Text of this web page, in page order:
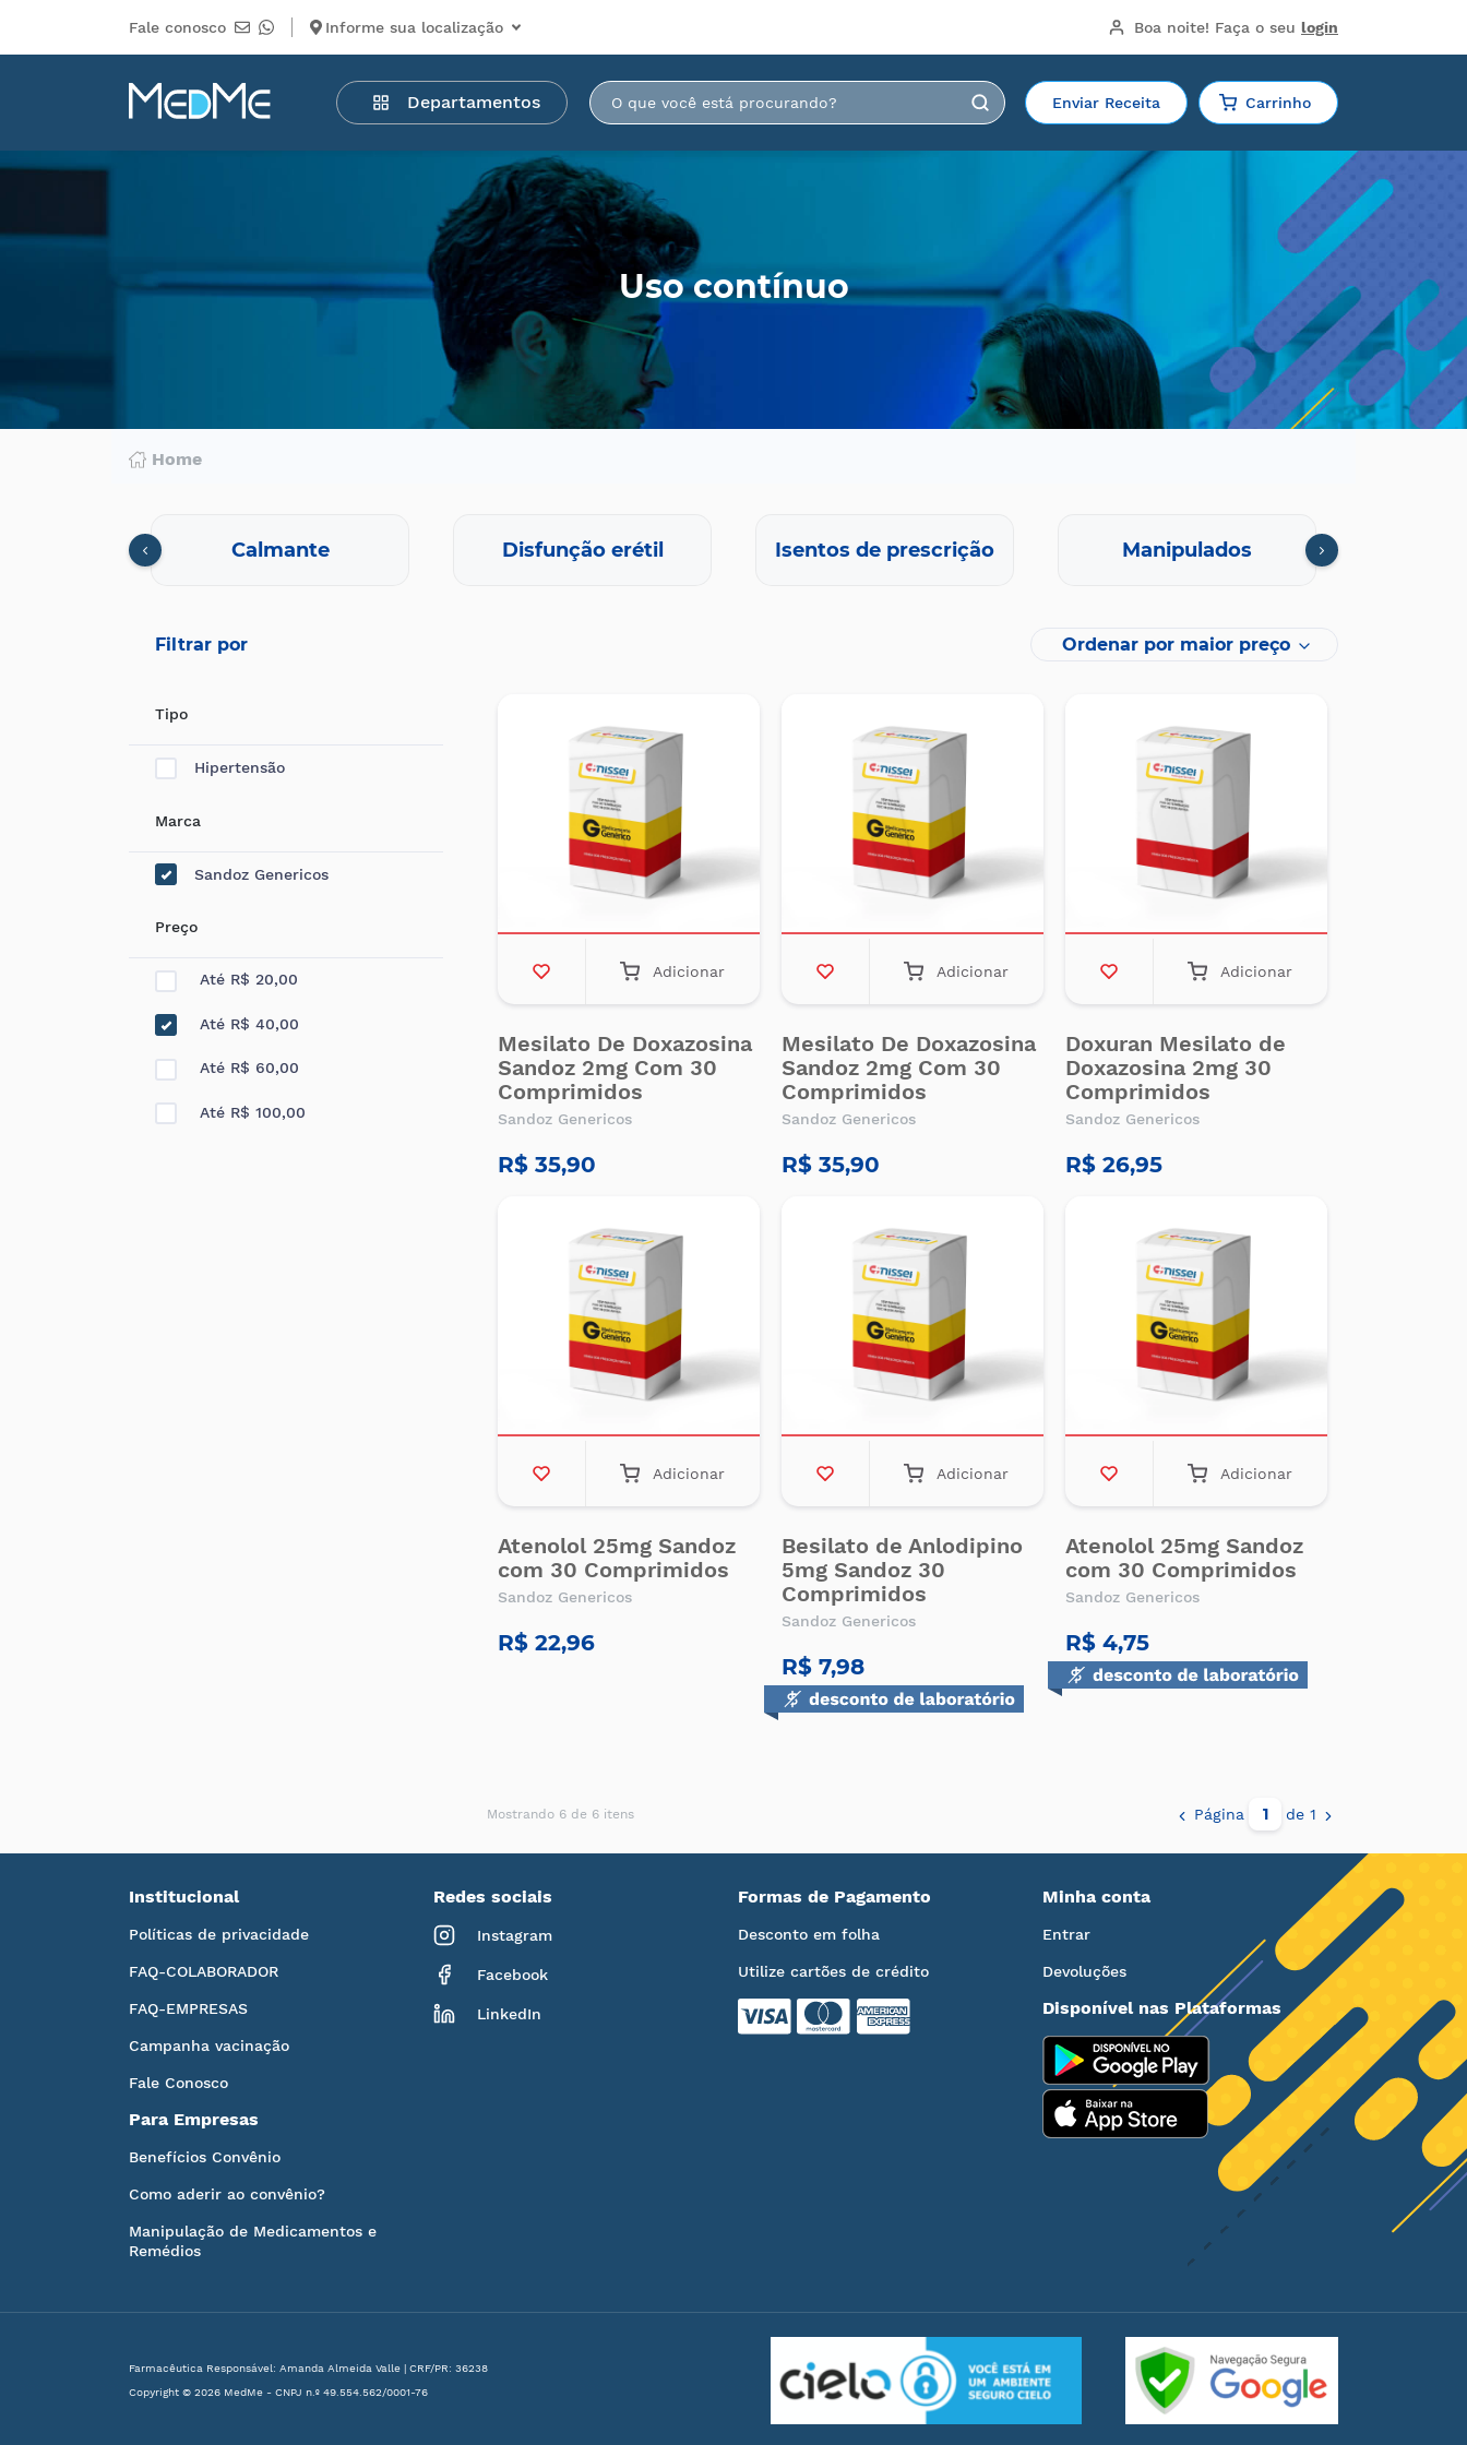
Fale conosco Informe sua localização Boa noite! Faça o seu login
Departamentos Enviar Receita Carrinho
Departamentos
Medicamentos
Higiene
pessoal
Mercearia
Serviços
Uso contínuo
Home
Calmante Disfunção erétil Isentos de prescrição Manipulados
Filtrar por Ordenar por maior preço
Tipo
Hipertensão
Marca
Sandoz Genericos
Preço
Até R$ 20,00
Até R$ 40,00
Até R$ 60,00
Até R$ 100,00
Adicionar
Mesilato De Doxazosina
Sandoz 2mg Com 30
Comprimidos
Sandoz Genericos
R$ 35,90
Adicionar
Mesilato De Doxazosina
Sandoz 2mg Com 30
Comprimidos
Sandoz Genericos
R$ 35,90
Adicionar
Doxuran Mesilato de
Doxazosina 2mg 30
Comprimidos
Sandoz Genericos
R$ 26,95
Adicionar
Atenolol 25mg Sandoz
com 30 Comprimidos
Sandoz Genericos
R$ 22,96
Adicionar
Besilato de Anlodipino
5mg Sandoz 30
Comprimidos
Sandoz Genericos
R$ 7,98
Adicionar
Atenolol 25mg Sandoz
com 30 Comprimidos
Sandoz Genericos
R$ 4,75
Mostrando 6 de 6 itens Página de 1
Institucional
Políticas de privacidade
FAQ-COLABORADOR
FAQ-EMPRESAS
Campanha vacinação
Fale Conosco
Para Empresas
Benefícios Convênio
Como aderir ao convênio?
Manipulação de Medicamentos e
Remédios
Redes sociais
Instagram
Facebook
LinkedIn
Formas de Pagamento
Desconto em folha
Utilize cartões de crédito
Minha conta
Entrar
Devoluções
Disponível nas Plataformas
Farmacêutica Responsável: Amanda Almeida Valle | CRF/PR: 36238
Copyright © 2026 MedMe - CNPJ n.º 49.554.562/0001-76